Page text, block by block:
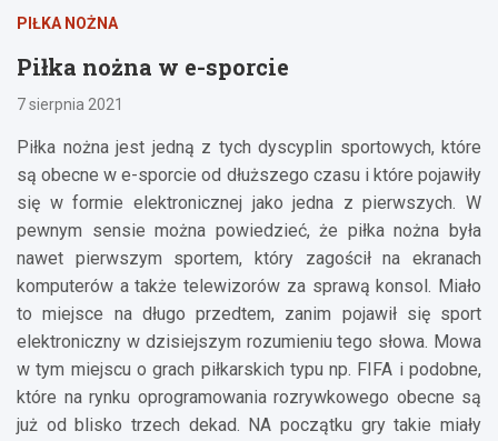
PIŁKA NOŻNA
Piłka nożna w e-sporcie
7 sierpnia 2021
Piłka nożna jest jedną z tych dyscyplin sportowych, które
są obecne w e-sporcie od dłuższego czasu i które pojawiły
się w formie elektronicznej jako jedna z pierwszych. W
pewnym sensie można powiedzieć, że piłka nożna była
nawet pierwszym sportem, który zagościł na ekranach
komputerów a także telewizorów za sprawą konsol. Miało
to miejsce na długo przedtem, zanim pojawił się sport
elektroniczny w dzisiejszym rozumieniu tego słowa. Mowa
w tym miejscu o grach piłkarskich typu np. FIFA i podobne,
które na rynku oprogramowania rozrywkowego obecne są
już od blisko trzech dekad. NA początku gry takie miały